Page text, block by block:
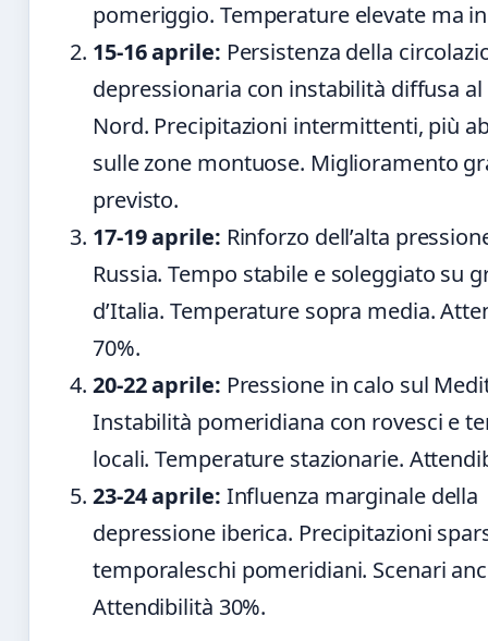
pomeriggio. Temperature elevate ma
15-16 aprile: Persistenza della
depressionaria con instabilità diffusa al
Nord. Precipitazioni intermittenti, più
sulle zone montuose. Miglioramento
previsto.
17-19 aprile: Rinforzo dell’alta
Russia. Tempo stabile e soleggiato su
d’Italia. Temperature sopra media.
70%.
20-22 aprile: Pressione in calo sul
Instabilità pomeridiana con rovesci e
locali. Temperature stazionarie.
23-24 aprile: Influenza marginale della
depressione iberica. Precipitazioni
temporaleschi pomeridiani. Scenari
Attendibilità 30%.